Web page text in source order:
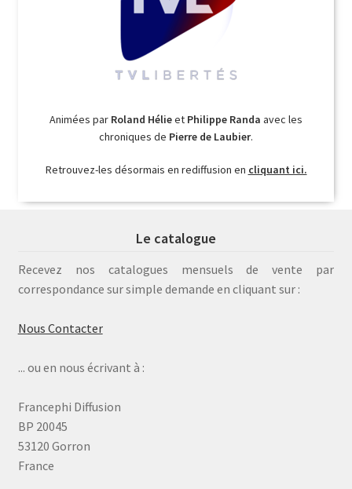
Animées par Roland Hélieet Philippe Randa avec les
chroniques de Pierre de Laubier.
Retrouvez-les désormais en rediffusion en cliquant ici.
Le catalogue
Recevez nos catalogues mensuels de vente par
correspondance sur simple demande en cliquant sur :
Nous Contacter
... ou en nous écrivant à :
Francephi Diffusion
BP 20045
53120 Gorron
France